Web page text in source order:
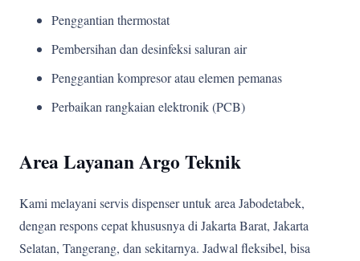
Penggantian thermostat
Pembersihan dan desinfeksi saluran air
Penggantian kompresor atau elemen pemanas
Perbaikan rangkaian elektronik (PCB)
Area Layanan Argo Teknik
Kami melayani servis dispenser untuk area Jabodetabek,
dengan respons cepat khususnya di Jakarta Barat, Jakarta
Selatan, Tangerang, dan sekitarnya. Jadwal fleksibel, bisa